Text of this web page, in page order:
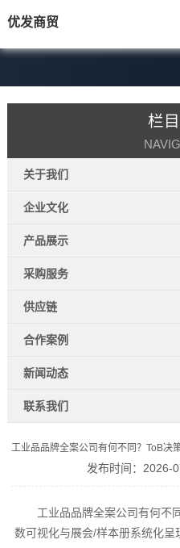
优发商贸
栏
关于我们
企业文化
产品展示
采购服务
供应链
合作案例
新闻动态
联系我们
工业品品牌全案公司有何不同？ToB决
发布时间：2026-
工业品品牌全案公司有何不
数可视化与展会/样本册系统化呈